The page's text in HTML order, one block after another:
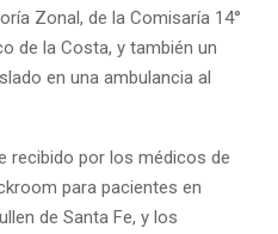
Zonal, de la Comisaría 14°
de la Costa, y también un
en una ambulancia al
recibido por los médicos de
para pacientes en
de Santa Fe, y los